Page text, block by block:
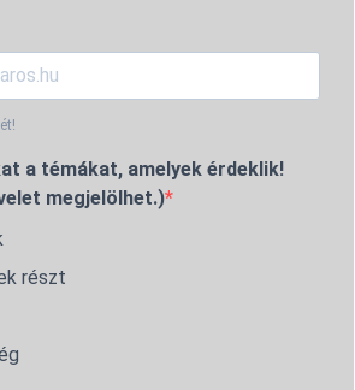
a témákat, amelyek érdeklik!
megjelölhet.)
részt